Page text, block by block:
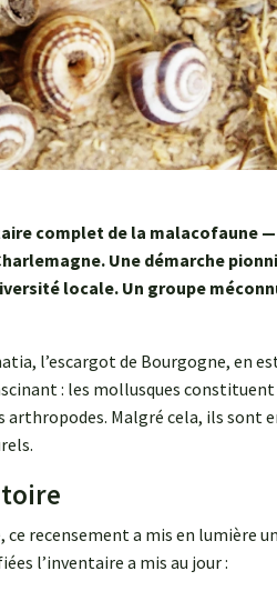
complet de la malacofaune
Une démarche
locale. Un groupe
l’escargot de Bourgogne, en
: les mollusques
Malgré cela, ils sont
ce recensement a mis en lumière
l’inventaire a mis au jour :